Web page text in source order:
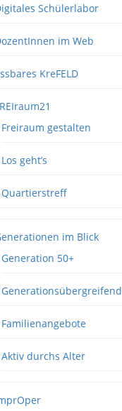
Schülerlabor
im Web
KreFELD
Freiraum gestalten
Los geht’s
Quartierstreff
im Blick
Generation 50+
Generationsübergreifend
Familienangebote
Aktiv durchs Alter